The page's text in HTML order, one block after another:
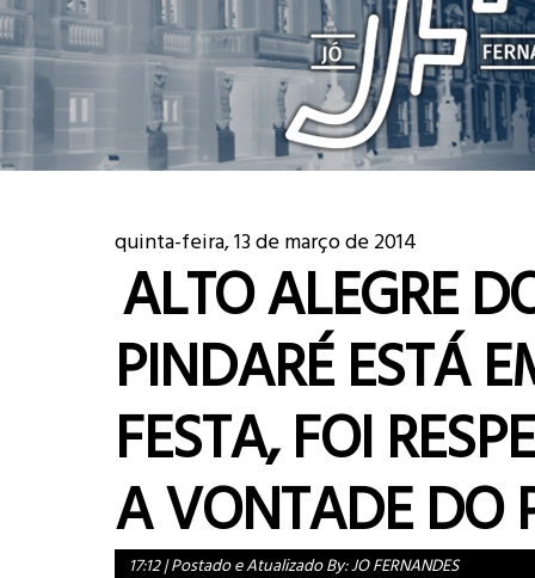
quinta-feira, 13 de março de 2014
ALTO ALEGRE
PINDARÉ ESTÁ
FESTA, FOI
A VONTADE DO
17:12|Postado e Atualizado By:JO FERNANDES